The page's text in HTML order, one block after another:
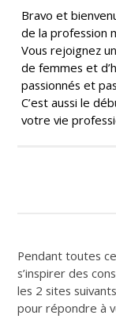
Bravo et
de la profession
Vous rejoignez
de femmes et
passionnés et
C’est aussi le
votre vie
Pendant toutes
s’inspirer des
les 2 sites
pour répondre à